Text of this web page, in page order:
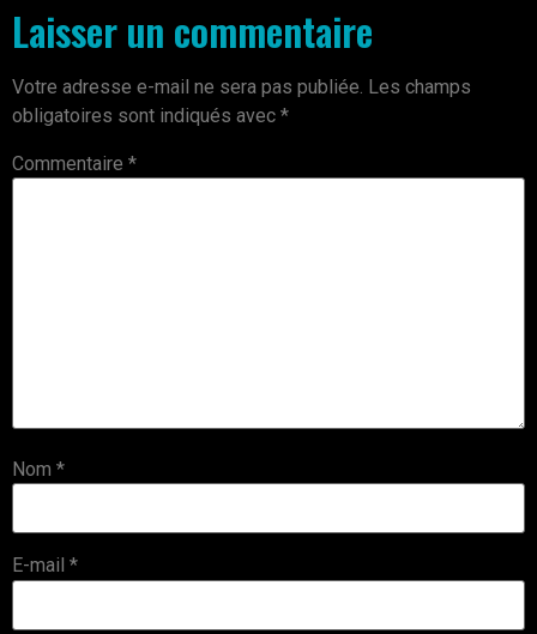
Laisser un commentaire
Votre adresse e-mail ne sera pas publiée. Les champs
obligatoires sont indiqués avec *
Commentaire *
Nom *
E-mail *